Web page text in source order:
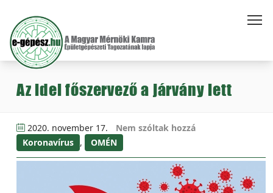
Az idei főszervező a járvány lett
2020. november 17.
Nem szóltak hozzá
Koronavírus , OMÉN